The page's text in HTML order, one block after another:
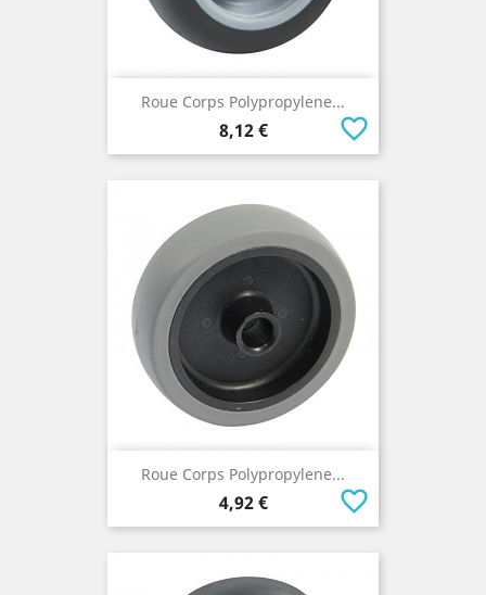
Roue Corps Polypropylene...
Prix
8,12 € favorite_border
Roue Corps Polypropylene...
Prix
4,92 € favorite_border